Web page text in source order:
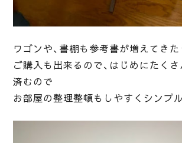
ワゴンや、書棚も参考書が増えてき
ご購入も出来るので、はじめにたく
済むので
お部屋の整理整頓もしやすくシンプル